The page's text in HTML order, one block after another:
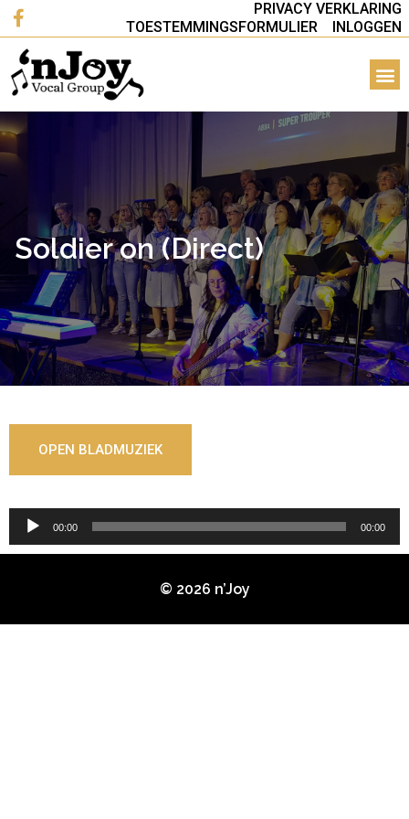
PRIVACY VERKLARING
TOESTEMMINGSFORMULIER
INLOGGEN
Soldier on (Direct)
OPEN BLADMUZIEK
Audiospeler
00:00 00:00
© 2026 n’Joy